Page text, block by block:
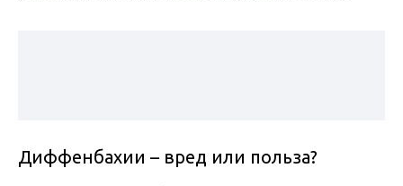
Диффенбахии – вред или польза?